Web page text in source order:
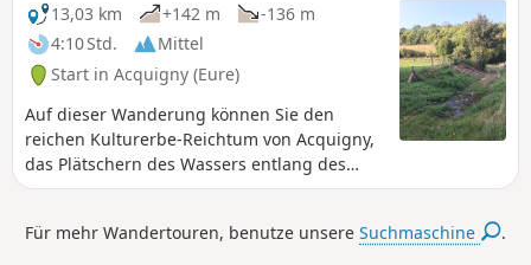
13,03 km
+142 m
-136 m
4:10 Std.
Mittel
Start in Acquigny (Eure)
Auf dieser Wanderung können Sie den
reichen Kulturerbe-Reichtum von Acquigny,
das Plätschern des Wassers entlang des
Becdal und den malerischen Charme des
den Wegkreuzungen werden Sie sicherlich
Für mehr Wandertouren, benutze unsereSuchmaschine .